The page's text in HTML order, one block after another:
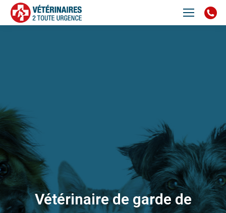
Vétérinaire de garde de